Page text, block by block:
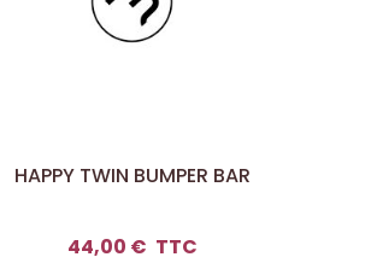
HAPPY TWIN BUMPER BAR
44,00 € TTC